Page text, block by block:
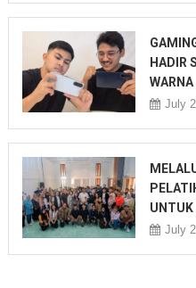
HADIR
WARNA
July
UNTUK
July